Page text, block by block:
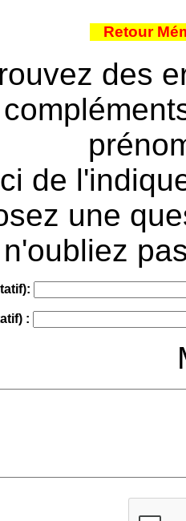
Retour
des
de
une
n'oubliez
: